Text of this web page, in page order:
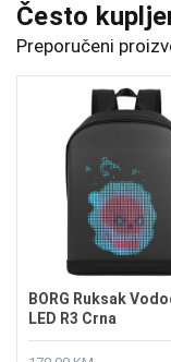
Često
Preporučeni
BORG Ruksak
LED R3 Crna